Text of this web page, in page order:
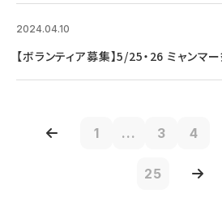
2024.04.10
【ボランティア募集】5/25・26 ミャンマ
1 ... 3 4
25